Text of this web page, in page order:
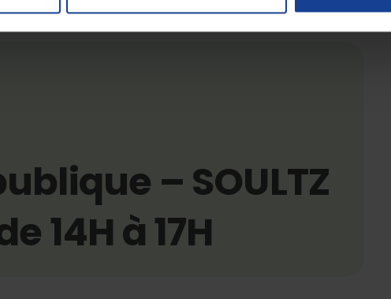
– SOULTZ
14H à 17H